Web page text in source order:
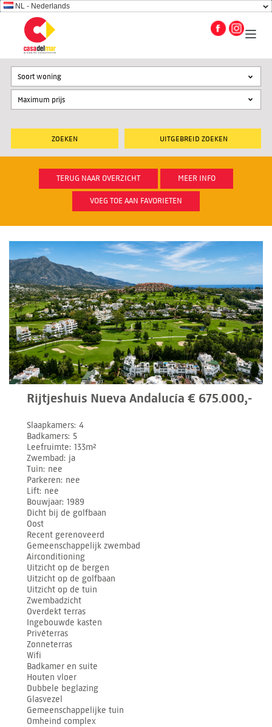
NL - Nederlands
UITGEBREID ZOEKEN
Soort woning
TERUG NAAR OVERZICHT MEER INFO
VOEG TOE AAN FAVORIETEN
Rijtjeshuis Nueva Andalucía € 675.000,-
Slaapkamers 4
Badkamers 5
Leefruimte 133m²
Zwembad ja
Tuin nee
Parkeren nee
Lift nee
Bouwjaar 1989
Dicht bij de golfbaan
Oost
Recent gerenoveerd
Gemeenschappelijk zwembad
Airconditioning
Uitzicht op de bergen
Uitzicht op de golfbaan
Uitzicht op de tuin
Zwembadzicht
Overdekt terras
Ingebouwde kasten
Privéterras
Zonneterras
Wifi
Badkamer en suite
Houten vloer
Dubbele beglazing
Glasvezel
Gemeenschappelijke tuin
Omheind complex